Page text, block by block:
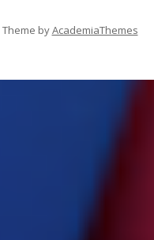
Theme byAcademiaThemes